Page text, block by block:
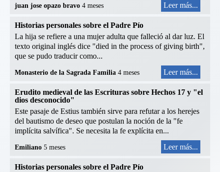
juan jose opazo bravo 4 meses Leer más...
Historias personales sobre el Padre Pío
La hija se refiere a una mujer adulta que falleció al dar luz. El
texto original inglés dice "died in the process of giving birth",
que se pudo traducir como...
Monasterio de la Sagrada Familia 4 meses Leer más...
Erudito medieval de las Escrituras sobre Hechos 17 y "el
dios desconocido"
Este pasaje de Estius también sirve para refutar a los herejes
del bautismo de deseo que postulan la noción de la "fe
implícita salvífica". Se necesita la fe explícita en...
Emiliano 5 meses Leer más...
Historias personales sobre el Padre Pío